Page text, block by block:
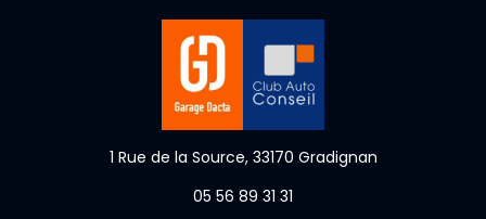
1 Rue de la Source, 33170 Gradignan
05 56 89 31 31